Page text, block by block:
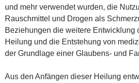
und mehr verwendet wurden, die
Rauschmittel und Drogen als
Beziehungen die weitere Entwicklung
Heilung und die Entstehung von
der Grundlage einer Glaubens- und
Aus den Anfängen dieser Heilung